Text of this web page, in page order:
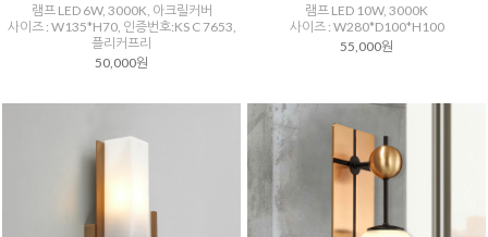
램프 LED 6W, 3000K, 아크릴커버
사이즈 : W135*H70, 인증번호:KS C 7653,
플리커프리
50,000원
램프 LED 10W, 3000K
사이즈 : W280*D100*H100
55,000원